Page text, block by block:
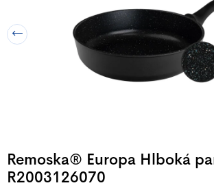
Remoska® Europa Hlboká
R2003126070